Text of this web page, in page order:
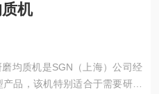
机
均质机是SGN（上海）公司经
品，该机特别适合于需要研磨